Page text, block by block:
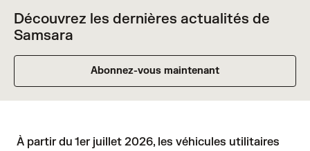
Découvrez les dernières actualités de
Samsara
Abonnez-vous maintenant
À partir du 1er juillet 2026, les véhicules utilitaires